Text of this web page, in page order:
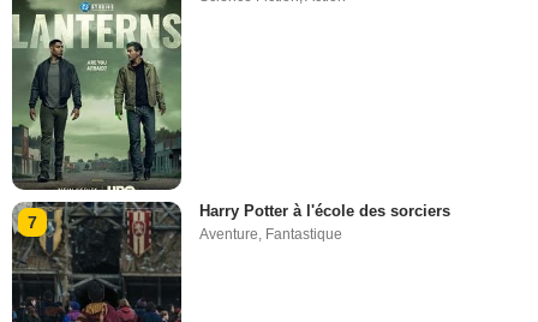
7
Harry Potter à l'école des sorciers
Aventure, Fantastique